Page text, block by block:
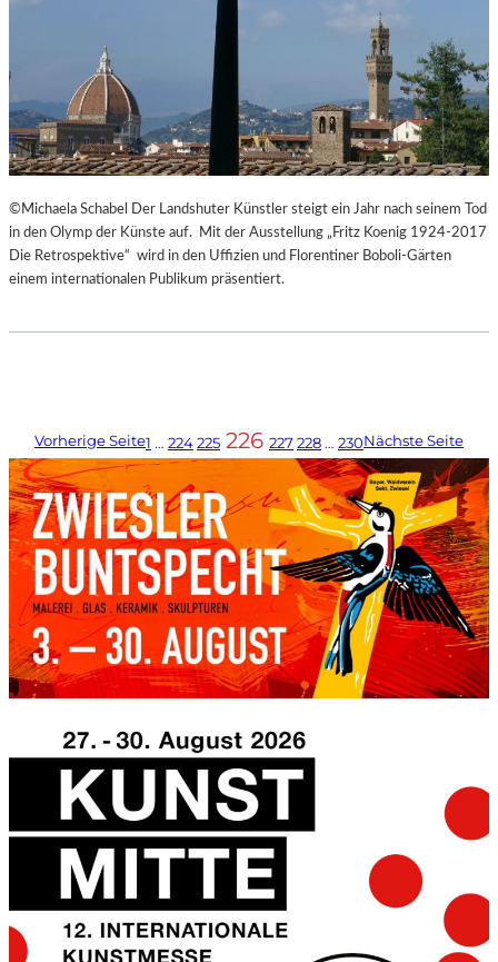
©Michaela Schabel Der Landshuter Künstler steigt ein Jahr nach seinem Tod
in den Olymp der Künste auf. Mit der Ausstellung „Fritz Koenig 1924-2017
Die Retrospektive“ wird in den Uffizien und Florentiner Boboli-Gärten
einem internationalen Publikum präsentiert.
Vorherige Seite1 … 224225 226 227228… 230Nächste Seite